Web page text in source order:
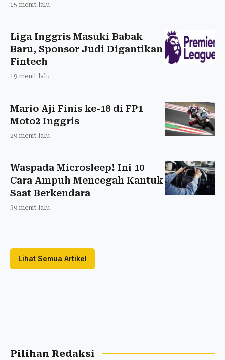
15 menit lalu
Liga Inggris Masuki Babak
Baru, Sponsor Judi Digantikan
Fintech
19 menit lalu
Mario Aji Finis ke-18 di FP1
Moto2 Inggris
29 menit lalu
Waspada Microsleep! Ini 10
Cara Ampuh Mencegah Kantuk
Saat Berkendara
39 menit lalu
Lihat Semua Artikel
Pilihan Redaksi